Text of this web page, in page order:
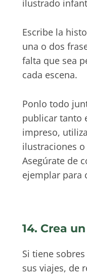
ilustrado
Escribe la
una o dos
falta que sea
cada escena.
Ponlo todo
publicar tanto
impreso,
ilustraciones
Asegúrate de
ejemplar para
14. Crea
Si tiene
sus viajes, de